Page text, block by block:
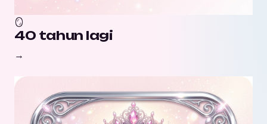
🪞
40 tahun lagi
→